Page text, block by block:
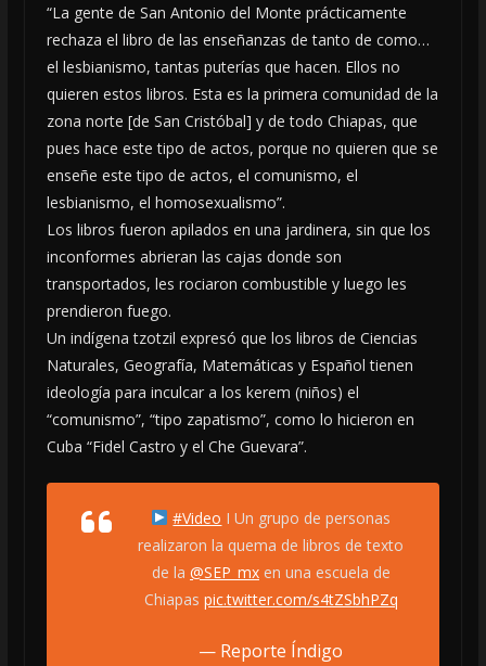
“La gente de San Antonio del Monte prácticamente
rechaza el libro de las enseñanzas de tanto de como…
el lesbianismo, tantas puterías que hacen. Ellos no
quieren estos libros. Esta es la primera comunidad de la
zona norte [de San Cristóbal] y de todo Chiapas, que
pues hace este tipo de actos, porque no quieren que se
enseñe este tipo de actos, el comunismo, el
lesbianismo, el homosexualismo”.
Los libros fueron apilados en una jardinera, sin que los
inconformes abrieran las cajas donde son
transportados, les rociaron combustible y luego les
prendieron fuego.
Un indígena tzotzil expresó que los libros de Ciencias
Naturales, Geografía, Matemáticas y Español tienen
ideología para inculcar a los kerem (niños) el
“comunismo”, “tipo zapatismo”, como lo hicieron en
Cuba “Fidel Castro y el Che Guevara”.
#Video I Un grupo de personas
realizaron la quema de libros de texto
de la @SEP_mxen una escuela de
Chiapas pic.twitter.com/s4tZSbhPZq
— Reporte Índigo